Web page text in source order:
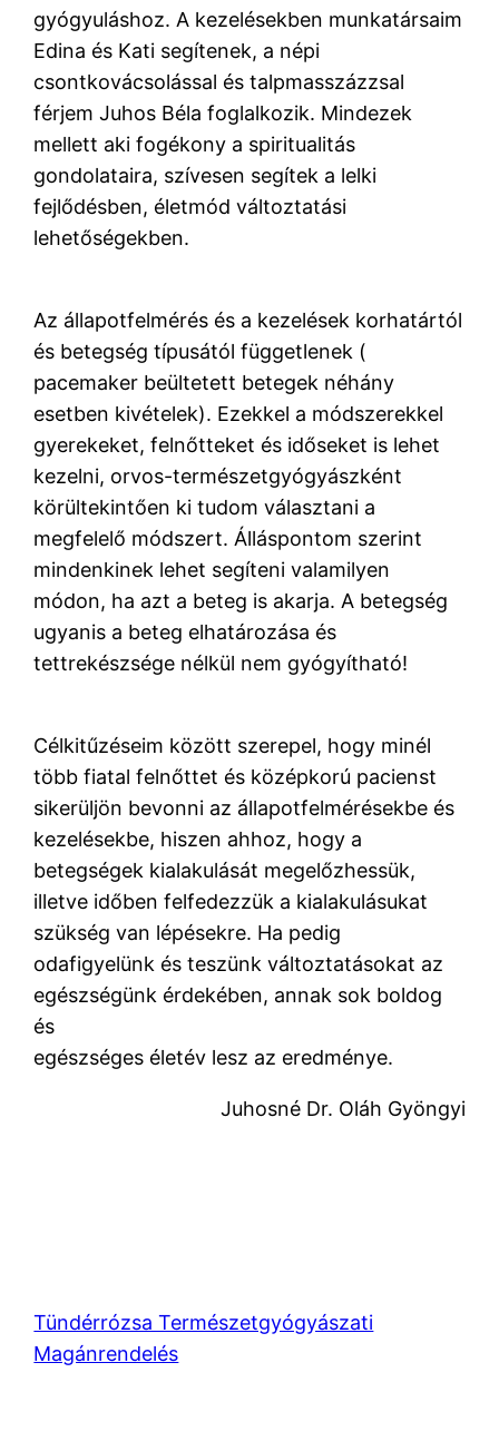
gyógyuláshoz. A kezelésekben munkatársaim
Edina és Kati segítenek, a népi
csontkovácsolással és talpmasszázzsal
férjem Juhos Béla foglalkozik. Mindezek
mellett aki fogékony a spiritualitás
gondolataira, szívesen segítek a lelki
fejlődésben, életmód változtatási
lehetőségekben.
Az állapotfelmérés és a kezelések korhatártól
és betegség típusától függetlenek (
pacemaker beültetett betegek néhány
esetben kivételek). Ezekkel a módszerekkel
gyerekeket, felnőtteket és időseket is lehet
kezelni, orvos-természetgyógyászként
körültekintően ki tudom választani a
megfelelő módszert. Álláspontom szerint
mindenkinek lehet segíteni valamilyen
módon, ha azt a beteg is akarja. A betegség
ugyanis a beteg elhatározása és
tettrekészsége nélkül nem gyógyítható!
Célkitűzéseim között szerepel, hogy minél
több fiatal felnőttet és középkorú pacienst
sikerüljön bevonni az állapotfelmérésekbe és
kezelésekbe, hiszen ahhoz, hogy a
betegségek kialakulását megelőzhessük,
illetve időben felfedezzük a kialakulásukat
szükség van lépésekre. Ha pedig
odafigyelünk és teszünk változtatásokat az
egészségünk érdekében, annak sok boldog
és
egészséges életév lesz az eredménye.
Juhosné Dr. Oláh Gyöngyi
Tündérrózsa Természetgyógyászati
Magánrendelés